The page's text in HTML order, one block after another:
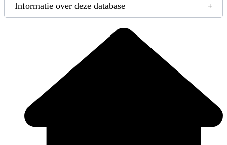
Informatie over deze database